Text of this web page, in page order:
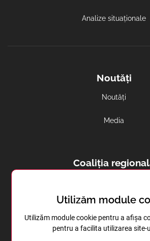
Analize situaționale
Noutăți
Noutăți
Media
Coaliția
Sănătatea reproductivă în
Utilizăm module
Utilizăm module cookie pentru a afișa
pentru a facilita utilizarea site-